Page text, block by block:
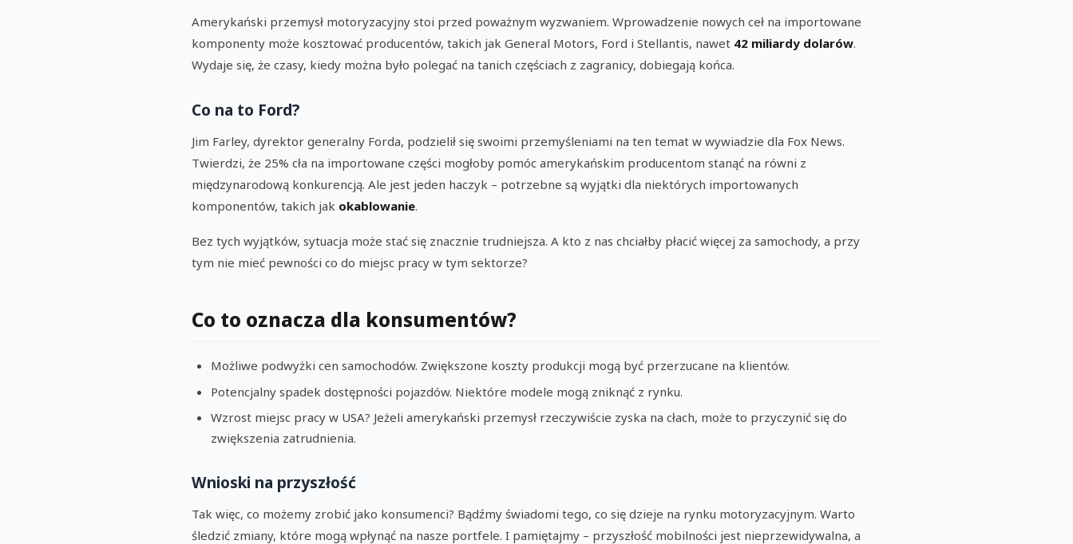
Amerykański przemysł motoryzacyjny stoi przed poważnym wyzwaniem. Wprowadzenie nowych ceł na importowane
komponenty może kosztować producentów, takich jak General Motors, Ford i Stellantis, nawet 42 miliardy dolarów.
Wydaje się, że czasy, kiedy można było polegać na tanich częściach z zagranicy, dobiegają końca.
Co na to Ford?
Jim Farley, dyrektor generalny Forda, podzielił się swoimi przemyśleniami na ten temat w wywiadzie dla Fox News.
Twierdzi, że 25% cła na importowane części mogłoby pomóc amerykańskim producentom stanąć na równi z
międzynarodową konkurencją. Ale jest jeden haczyk – potrzebne są wyjątki dla niektórych importowanych
komponentów, takich jak okablowanie.
Bez tych wyjątków, sytuacja może stać się znacznie trudniejsza. A kto z nas chciałby płacić więcej za samochody, a przy
tym nie mieć pewności co do miejsc pracy w tym sektorze?
Co to oznacza dla konsumentów?
Możliwe podwyżki cen samochodów. Zwiększone koszty produkcji mogą być przerzucane na klientów.
Potencjalny spadek dostępności pojazdów. Niektóre modele mogą zniknąć z rynku.
Wzrost miejsc pracy w USA? Jeżeli amerykański przemysł rzeczywiście zyska na cłach, może to przyczynić się do
zwiększenia zatrudnienia.
Wnioski na przyszłość
Tak więc, co możemy zrobić jako konsumenci? Bądźmy świadomi tego, co się dzieje na rynku motoryzacyjnym. Warto
śledzić zmiany, które mogą wpłynąć na nasze portfele. I pamiętajmy – przyszłość mobilności jest nieprzewidywalna, a